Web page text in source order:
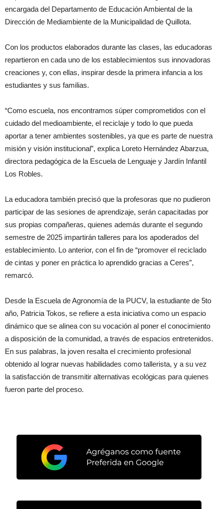
encargada del Departamento de Educación Ambiental de la
Dirección de Mediambiente de la Municipalidad de Quillota.
Con los productos elaborados durante las clases, las educadoras
repartieron en cada uno de los establecimientos sus innovadoras
creaciones y, con ellas, inspirar desde la primera infancia a los
estudiantes y sus familias.
“Como escuela, nos encontramos súper comprometidos con el
cuidado del medioambiente, el reciclaje y todo lo que pueda
aportar a tener ambientes sostenibles, ya que es parte de nuestra
misión y visión institucional”, explica Loreto Hernández Abarzua,
directora pedagógica de la Escuela de Lenguaje y Jardín Infantil
Los Robles.
La educadora también precisó que la profesoras que no pudieron
participar de las sesiones de aprendizaje, serán capacitadas por
sus propias compañeras, quienes además durante el segundo
semestre de 2025 impartirán talleres para los apoderados del
establecimiento. Lo anterior, con el fin de “promover el reciclado
de cintas y poner en práctica lo aprendido gracias a Ceres”,
remarcó.
Desde la Escuela de Agronomía de la PUCV, la estudiante de 5to
año, Patricia Tokos, se refiere a esta iniciativa como un espacio
dinámico que se alinea con su vocación al poner el conocimiento
a disposición de la comunidad, a través de espacios entretenidos.
En sus palabras, la joven resalta el crecimiento profesional
obtenido al lograr nuevas habilidades como tallerista, y a su vez
la satisfacción de transmitir alternativas ecológicas para quienes
fueron parte del proceso.